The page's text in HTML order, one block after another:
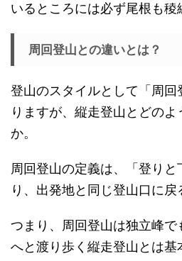
いるところには必ず尾根も稜
周回登山との違いとは？
登山のスタイルとして「周
りますが、縦走登山とどのよ
か。
周回登山の定義は、「登り
り、出発地と同じ登山口に戻
つまり、周回登山は独立峰で
へと渡り歩く縦走登山とは